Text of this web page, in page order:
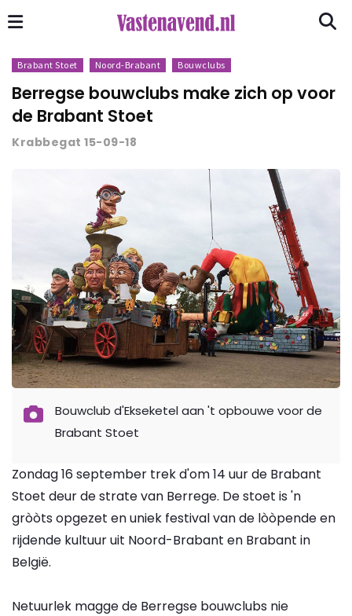
Brabant Stoet Noord-Brabant Bouwclubs
Berregse bouwclubs make zich op voor
de Brabant Stoet
Krabbegat 15-09-18
Bouwclub d'Ekseketel aan 't opbouwe voor de
Brabant Stoet
Zondag 16 september trek d'om 14 uur de Brabant
Stoet deur de strate van Berrege. De stoet is 'n
gròòts opgezet en uniek festival van de lòòpende en
rijdende kultuur uit Noord-Brabant en Brabant in
België.
Netuurlek magge de Berregse bouwclubs nie